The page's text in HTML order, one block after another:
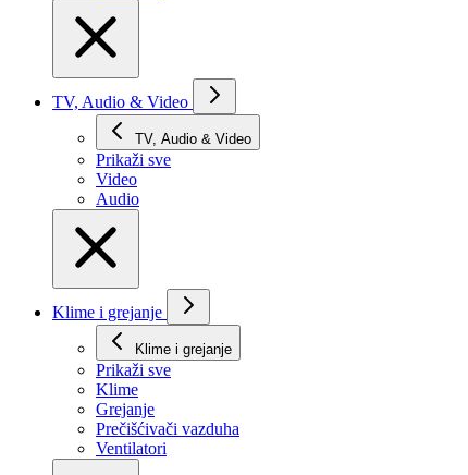
TV, Audio & Video
TV, Audio & Video
Prikaži svе
Video
Audio
Klime i grejanje
Klime i grejanje
Prikaži svе
Klime
Grejanje
Prečišćivači vazduha
Ventilatori